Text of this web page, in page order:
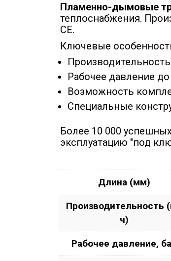
Пламенно-дымовые
теплоснабжения.
CE.
Ключевые
Рабочее давление до
Возможность
Специальные
Более 10 000
эксплуатацию "под
Длина (мм)
Производительность
ч)
Рабочее давление,